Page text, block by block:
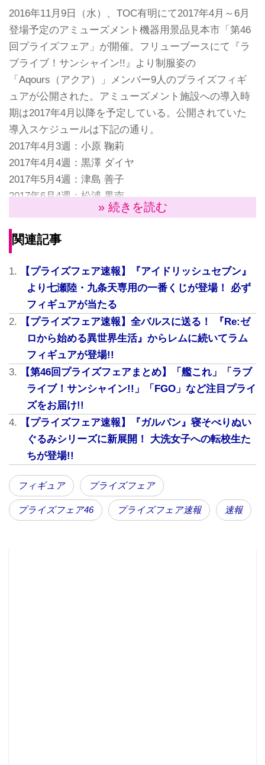
2016年11月9日（水）、TOC有明にて2017年4月～6月
登場予定のアミューズメント機器用景品見本市「第46
回プライズフェア」が開催。フリューブースにて『ラ
ブライブ！サンシャイン!!』より制服姿の
「Aqours（アクア）」メンバー9人のプライズフィギ
ュアが公開された。アミューズメント施設への導入時
期は2017年4月以降を予定している。公開されていた
導入スケジュールは下記の通り。
2017年4月3週：小原 鞠莉
2017年4月4週：黒澤 ダイヤ
2017年5月4週：津島 善子
2017年6月4週：松浦 果南
『ラブライブ！サンシャイン!!』に関しては、バンプレ
ストが私服、フリューが制服姿のプライズフィギュア
が発表されている。
» 続きを読む
関連記事
【プライズフェア速報】『アイドリッシュセブン』
より七瀬陸・九条天専用の一番くじが登場！ 必ず
フィギュアが当たる
【プライズフェア速報】全バルスに送る！ 『Re:ゼ
ロから始める異世界生活』からレムに続いてラム
フィギュアが登場!!
【第46回プライズフェアまとめ】「艦これ」「ラブ
ライブ！サンシャイン!!」「FGO」など注目プライ
ズをお届け!!
【プライズフェア速報】『ガルパン』寝そべりぬい
ぐるみシリーズに新展開！ 大洗女子への転校生た
ちが登場!!
フィギュア プライズフェア
プライズフェア46 プライズフェア速報 速報